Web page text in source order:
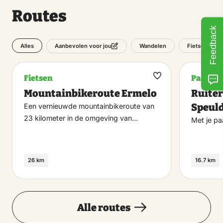
Routes
Alles Aanbevolen voor jou Wandelen Fietsen
Fietsen
Mountainbikeroute Ermelo
Een vernieuwde mountainbikeroute van
23 kilometer in de omgeving van…
26 km
Maak
Met je
16.7 km
Alle routes
Feedback